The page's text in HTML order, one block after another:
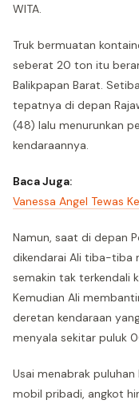
WITA.
Truk bermuatan
seberat 20 ton itu
Balikpapan Barat.
tepatnya di depan
(48) lalu menurunkan
kendaraannya.
Baca Juga:
Vanessa Angel Tewas
Namun, saat di depan
dikendarai Ali tiba-tiba
semakin tak terkendali
Kemudian Ali
deretan kendaraan
menyala sekitar puluk
Usai menabrak
mobil pribadi, angkot